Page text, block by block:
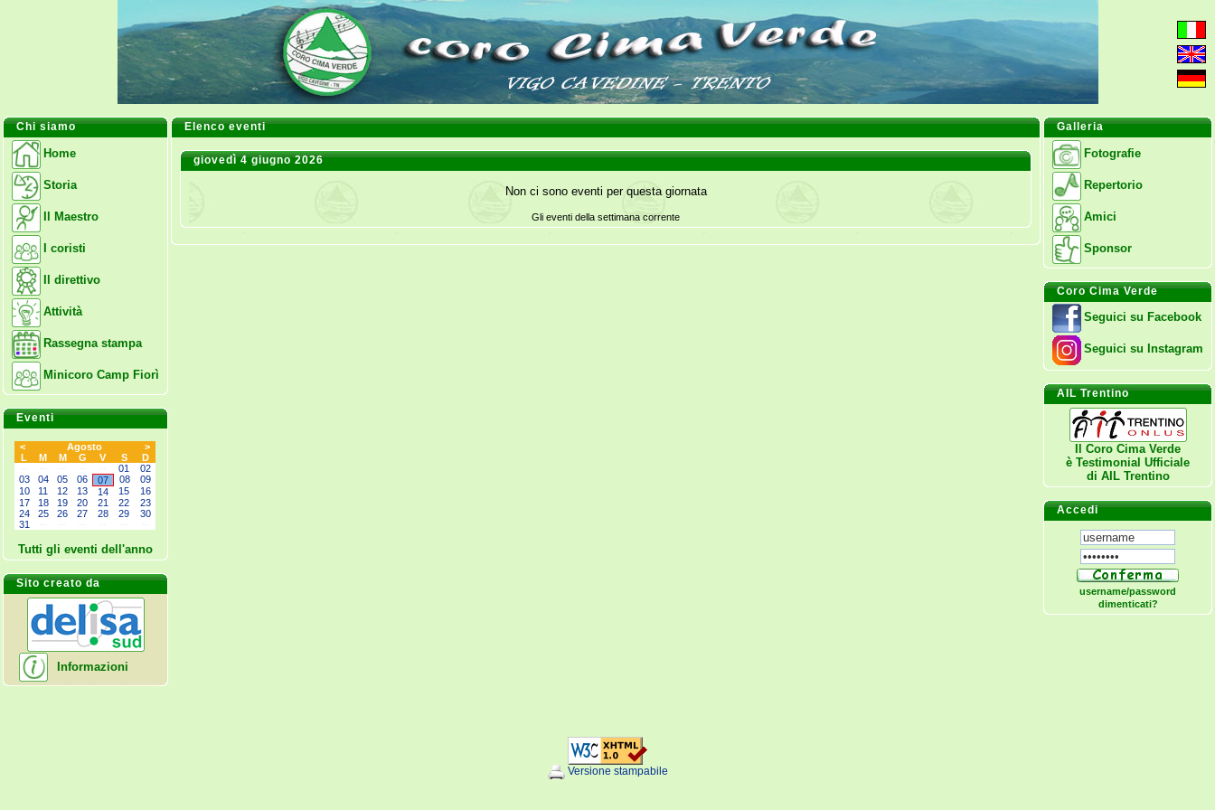
Chi siamo
Home
Storia
Il Maestro
I coristi
Il direttivo
Attività
Rassegna stampa
Minicoro Camp Fiorì
Eventi
< Agosto
>
L
M M G V S
D
01
02
03
04 05 06 07 08
09
10
11 12 13 14 15
16
17
18 19 20 21 22
23
24
25 26 27 28 29
30
31
Tutti gli eventi dell'anno
Sito creato da
Informazioni
Elenco eventi
giovedì 4 giugno 2026
Non ci sono eventi per questa giornata
Gli eventi della settimana corrente
Galleria
Fotografie
Repertorio
Amici
Sponsor
Coro Cima Verde
Seguici su Facebook
Seguici su Instagram
AIL Trentino
Il Coro Cima Verde
è Testimonial Ufficiale
di AIL Trentino
Accedi
username/password
dimenticati?
Versione stampabile